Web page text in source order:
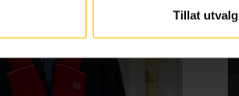
Tillat utvalg